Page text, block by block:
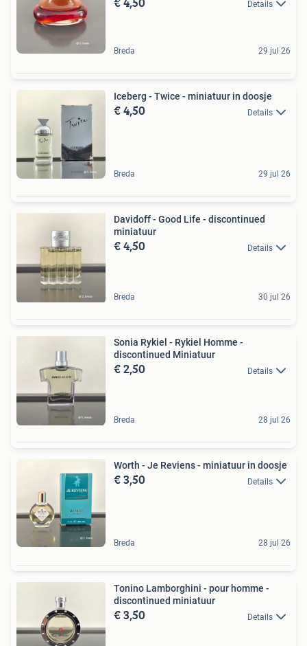
Details
Breda 29 jul 26
Iceberg - Twice - miniatuur in doosje
€ 4,50 Details
Breda 29 jul 26
Davidoff - Good Life - discontinued
miniatuur
€ 4,50 Details
Breda 30 jul 26
Sonia Rykiel - Rykiel Homme -
discontinued Miniatuur
€ 2,50 Details
Breda 28 jul 26
Worth - Je Reviens - miniatuur in doosje
€ 3,50 Details
Breda 28 jul 26
Tonino Lamborghini - pour homme -
discontinued miniatuur
€ 3,50 Details